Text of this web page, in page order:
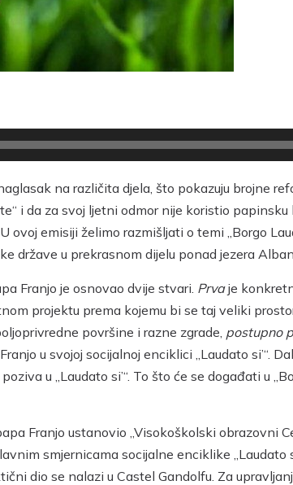
na različita djela, što pokazuju brojne
i da za svoj ljetni odmor nije koristio
emisiji želimo razmišljati o temi „Borgo
države u prekrasnom dijelu ponad jezera
Franjo je osnovao dvije stvari. Prvaje
projektu prema kojemu bi se taj veliki
površine i razne zgrade, postupno
u svojoj socijalnoj enciklici „Laudato si’“.
u „Laudato si’“. To što će se događati u
Franjo ustanovio „Visokoškolski obrazovni
smjernicama socijalne enciklike „Laudato
dio se nalazi u Castel Gandolfu. Za